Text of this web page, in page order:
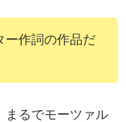
作詞の作品だ
まるでモーツァル